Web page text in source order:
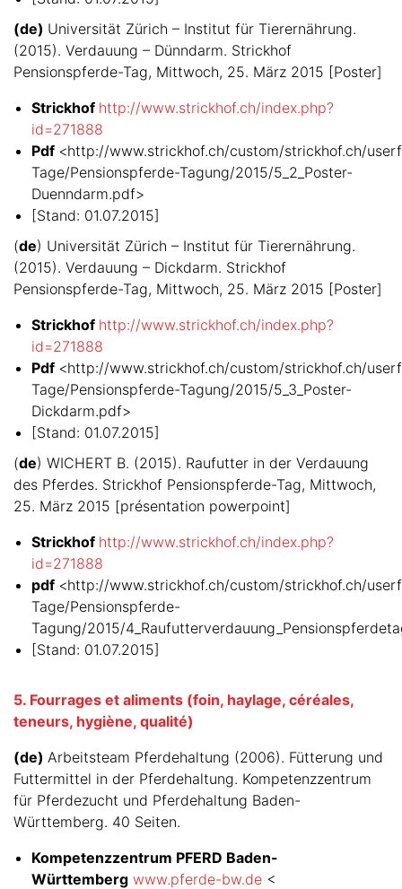
(de) Universität Zürich – Institut für Tierernährung.
(2015). Verdauung – Dünndarm. Strickhof
Pensionspferde-Tag, Mittwoch, 25. März 2015 [Poster]
Strickhof http://www.strickhof.ch/index.php?
id=271888
Pdf <http://www.strickhof.ch/custom/strickhof.ch/
Tage/Pensionspferde-Tagung/2015/5_2_Poster-
Duenndarm.pdf>
[Stand: 01.07.2015]
(de) Universität Zürich – Institut für Tierernährung.
(2015). Verdauung – Dickdarm. Strickhof
Pensionspferde-Tag, Mittwoch, 25. März 2015 [Poster]
Strickhof http://www.strickhof.ch/index.php?
id=271888
Pdf <http://www.strickhof.ch/custom/strickhof.ch/
Tage/Pensionspferde-Tagung/2015/5_3_Poster-
Dickdarm.pdf>
[Stand: 01.07.2015]
(de) WICHERT B. (2015). Raufutter in der Verdauung
des Pferdes. Strickhof Pensionspferde-Tag, Mittwoch,
25. März 2015 [présentation powerpoint]
Strickhof http://www.strickhof.ch/index.php?
id=271888
pdf <http://www.strickhof.ch/custom/strickhof.ch/
Tage/Pensionspferde-
Tagung/2015/
[Stand: 01.07.2015]
5. Fourrages et aliments (foin, haylage, céréales,
teneurs, hygiène, qualité)
(de) Arbeitsteam Pferdehaltung (2006). Fütterung und
Futtermittel in der Pferdehaltung. Kompetenzzentrum
für Pferdezucht und Pferdehaltung Baden-
Württemberg. 40 Seiten.
Kompetenzzentrum PFERD Baden-
Württemberg www.pferde-bw.de <